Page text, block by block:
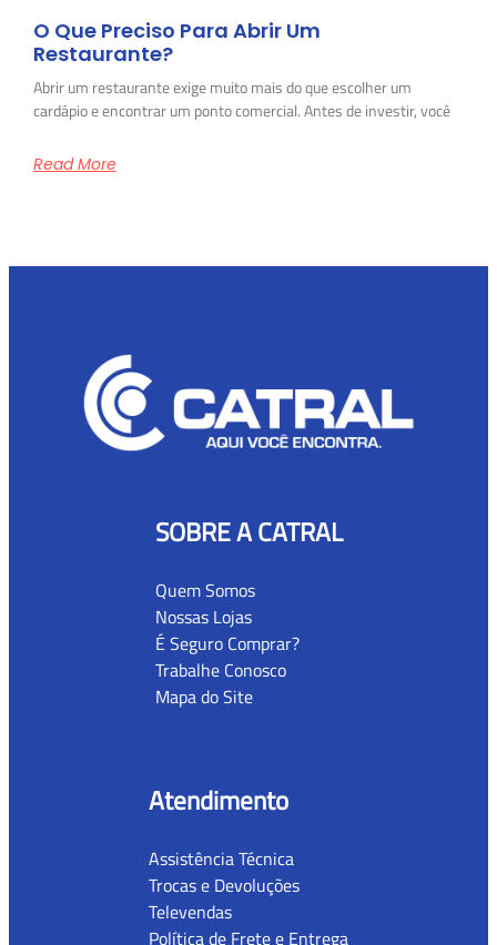
O Que Preciso Para Abrir Um
Restaurante?
Abrir um restaurante exige muito mais do que escolher um
cardápio e encontrar um ponto comercial. Antes de investir, você
Read More
SOBRE A CATRAL
Quem Somos
Nossas Lojas
É Seguro Comprar?
Trabalhe Conosco
Mapa do Site
Atendimento
Assistência Técnica
Trocas e Devoluções
Televendas
Política de Frete e Entrega